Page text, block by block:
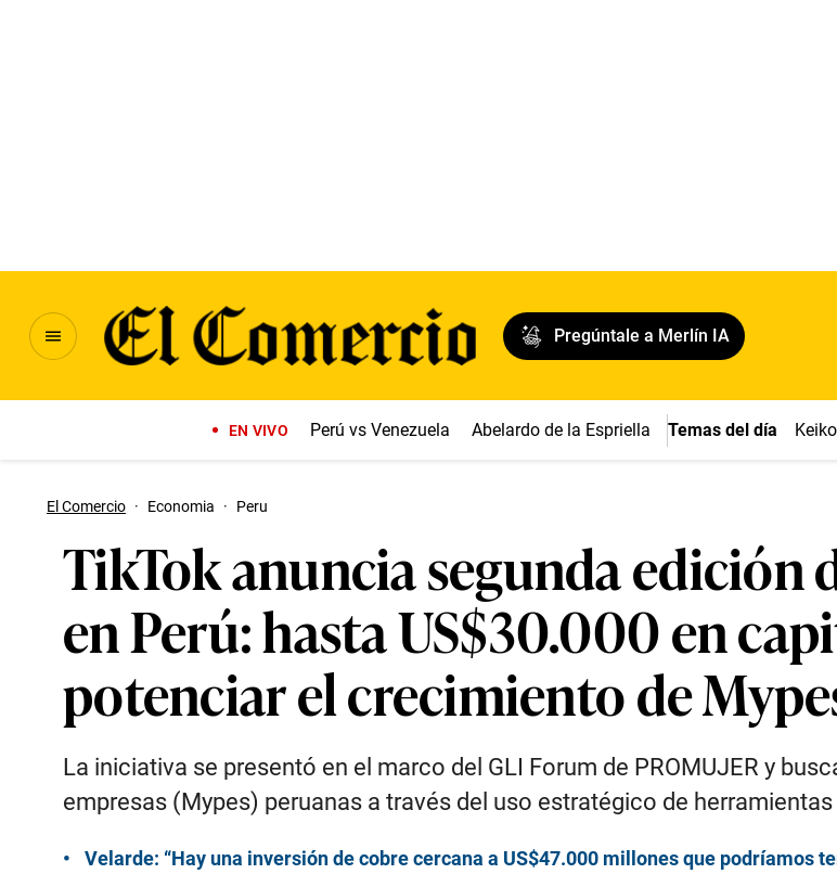
Pregúntale a Merlín IA
EN VIVO Perú vs Venezuela Abelardo de la Espriella Temas del día
El Comercio · Economia · Peru
TikTok anuncia segunda edición
en Perú: hasta US$30.000 en
potenciar el crecimiento de
La iniciativa se presentó en el marco del GLI Forum de PROMUJER y
empresas (Mypes) peruanas a través del uso estratégico de
Velarde: “Hay una inversión de cobre cercana a US$47.000 millones que podríamos